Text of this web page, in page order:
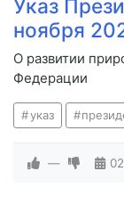
Указ
ноября
О развитии
Федерации
указ
—